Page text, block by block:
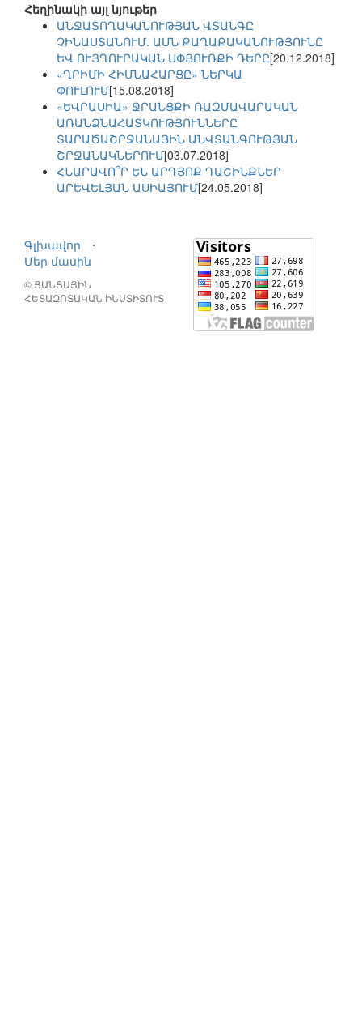
Հեղինակի այլ նյութեր
ԱՆՋԱՏՈՂԱԿԱՆՈՒԹՅԱՆ ՎՏԱՆԳԸ
ՉԻՆԱՍՏԱՆՈՒՄ. ԱՄՆ ՔԱՂԱՔԱԿԱՆՈՒԹՅՈՒՆԸ
ԵՎ ՈՒՅՂՈՒՐԱԿԱՆ ՍՓՅՈՒՌՔԻ ԴԵՐԸ[20.12.2018]
«ՂՐԻՄԻ ՀԻՄՆԱՀԱՐՑԸ» ՆԵՐԿԱ
ՓՈՒԼՈՒՄ[15.08.2018]
«ԵՎՐԱՍԻԱ» ՋՐԱՆՑՔԻ ՌԱԶՄԱՎԱՐԱԿԱՆ
ԱՌԱՆՁՆԱՀԱՏԿՈՒԹՅՈՒՆՆԵՐԸ
ՏԱՐԱԾԱՇՐՋԱՆԱՅԻՆ ԱՆՎՏԱՆԳՈՒԹՅԱՆ
ՇՐՋԱՆԱԿՆԵՐՈՒՄ[03.07.2018]
ՀՆԱՐԱՎՈ՞Ր ԵՆ ԱՐԴՅՈՔ ԴԱՇԻՆՔՆԵՐ
ԱՐԵՎԵԼՅԱՆ ԱՍԻԱՅՈՒՄ[24.05.2018]
Գլխավոր
⋅
Մեր մասին
© ՑԱՆՑԱՅԻՆ
ՀԵՏԱԶՈՏԱԿԱՆ ԻՆՍՏԻՏՈՒՏ